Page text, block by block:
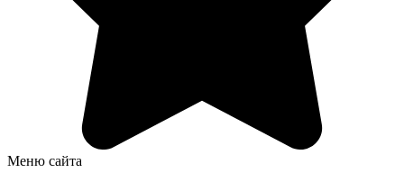
Меню сайта